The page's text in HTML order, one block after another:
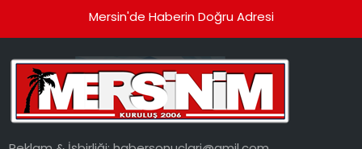
Mersin'de Haberin Doğru Adresi